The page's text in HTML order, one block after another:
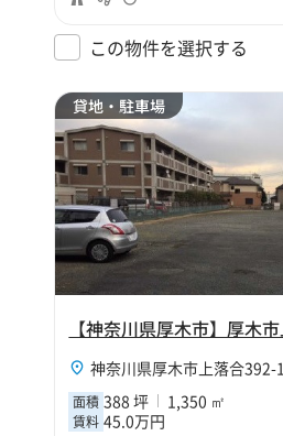
この物件を選択する
貸地・駐車場
神奈川県厚木市上落合392-1
面積 388 坪 1,350 ㎡
賃料 45.0万円